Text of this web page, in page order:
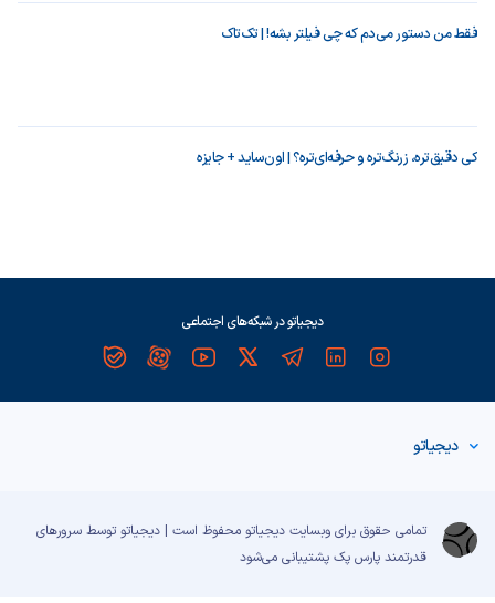
فقط من دستور می‌دم که چی فیلتر بشه! | تک‌تاک
کی دقیق‌تره، زرنگ‌تره و حرفه‌ای‌تره؟ | اون‌ساید + جایزه
دیجیاتو در شبکه‌های اجتماعی
دیجیاتو
تمامی حقوق برای وبسایت دیجیاتو محفوظ است | دیجیاتو توسط سرورهای
قدرتمند پارس پک پشتیبانی می‌شود